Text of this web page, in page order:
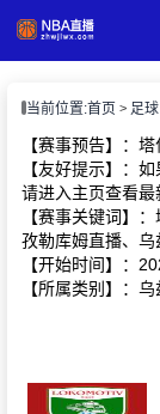
播
闻
当前位置:首页 足球
【赛事预告】：
【友好提示】：
请进入主页查看最
【赛事关键词】
孜勒库姆直播、乌
【开始时间】：
【所属类别】：乌